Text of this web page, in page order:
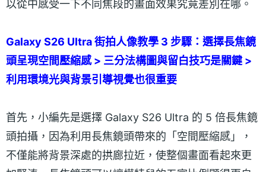
以從中感受一下不同焦段的畫面效果究竟差別在哪。
Galaxy S26 Ultra 街拍人像教學 3 步驟：選擇長焦鏡
頭呈現空間壓縮感 > 三分法構圖與留白技巧是關鍵 >
利用環境光與背景引導視覺也很重要
首先，小編先是選擇 Galaxy S26 Ultra 的 5 倍長焦鏡
頭拍攝，因為利用長焦鏡頭帶來的「空間壓縮感」，
不僅能將背景深處的拱廊拉近，使整個畫面看起來更